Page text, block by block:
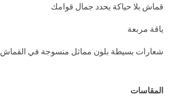
قماش بلا حياكة يحدد جمال قوامك
ياقة مربعة
شعارات بسيطة بلون مماثل منسوجة في القماش
المقاسات